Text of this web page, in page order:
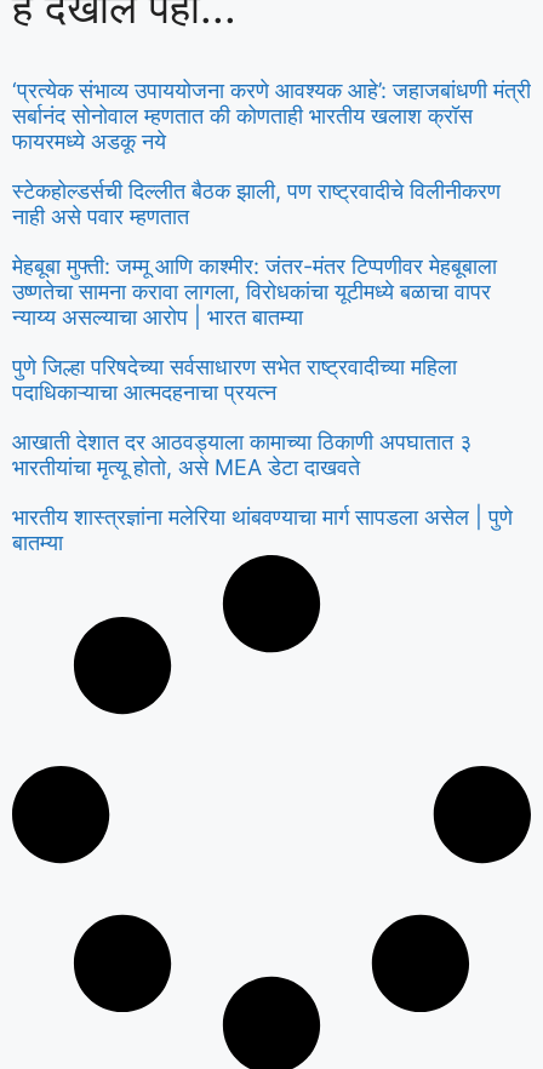
‘प्रत्येक संभाव्य उपाययोजना करणे आवश्यक आहे’: जहाजबांधणी मंत्री
सर्बानंद सोनोवाल म्हणतात की कोणताही भारतीय खलाश क्रॉस
फायरमध्ये अडकू नये
स्टेकहोल्डर्सची दिल्लीत बैठक झाली, पण राष्ट्रवादीचे विलीनीकरण
नाही असे पवार म्हणतात
मेहबूबा मुफ्ती: जम्मू आणि काश्मीर: जंतर-मंतर टिप्पणीवर मेहबूबाला
उष्णतेचा सामना करावा लागला, विरोधकांचा यूटीमध्ये बळाचा वापर
न्याय्य असल्याचा आरोप | भारत बातम्या
पुणे जिल्हा परिषदेच्या सर्वसाधारण सभेत राष्ट्रवादीच्या महिला
पदाधिकाऱ्याचा आत्मदहनाचा प्रयत्न
आखाती देशात दर आठवड्याला कामाच्या ठिकाणी अपघातात ३
भारतीयांचा मृत्यू होतो, असे MEA डेटा दाखवते
भारतीय शास्त्रज्ञांना मलेरिया थांबवण्याचा मार्ग सापडला असेल | पुणे
बातम्या